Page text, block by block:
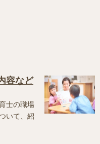
容など
士の職場
いて、紹